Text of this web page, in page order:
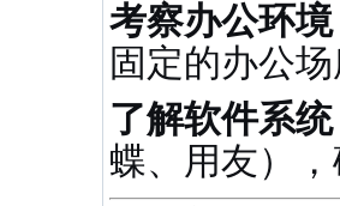
考察办公环境
固定的办公
了解软件系统
蝶、用友）